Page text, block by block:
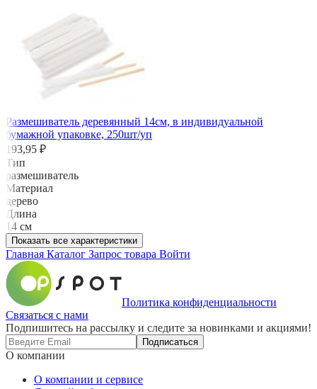
Размешиватель деревянный 14см, в индивидуальной
бумажной упаковке, 250шт/уп
193,95 ₽
Тип
размешиватель
Материал
дерево
Длина
14 см
Показать все характеристики
Главная Каталог Запрос товара Войти
Политика конфиденциальности
Связаться с нами
Подпишитесь на рассылку и следите за новинками и акциями!
Подписаться
О компании
О компании и сервисе